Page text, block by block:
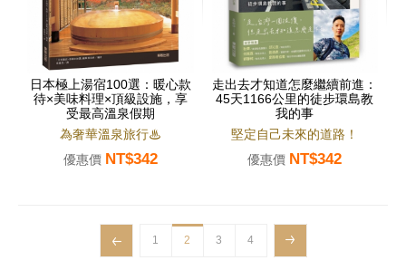
日本極上湯宿100選：暖心款
待×美味料理×頂級設施，享
受最高溫泉假期
為奢華溫泉旅行♨
優惠價 NT$342
走出去才知道怎麼繼續前進：
45天1166公里的徒步環島教
我的事
堅定自己未來的道路！
優惠價 NT$342
1 2 3 4